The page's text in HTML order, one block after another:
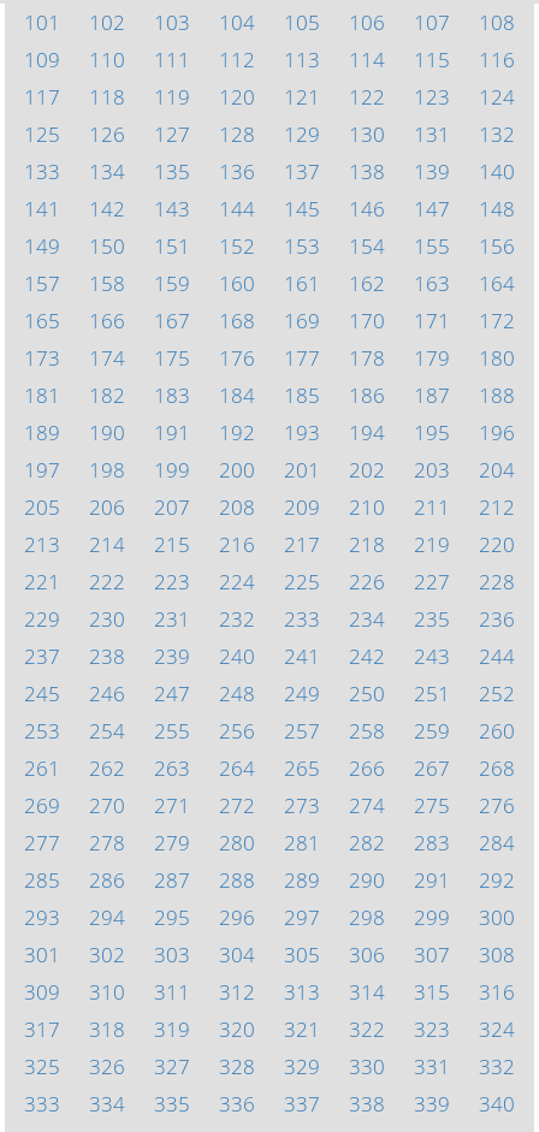
101
102 103 104 105 106 107
108
109
110 111 112 113 114 115
116
117
118 119 120 121 122 123
124
125
126 127 128 129 130 131
132
133
134 135 136 137 138 139
140
141
142 143 144 145 146 147
148
149
150 151 152 153 154 155
156
157
158 159 160 161 162 163
164
165
166 167 168 169 170 171
172
173
174 175 176 177 178 179
180
181
182 183 184 185 186 187
188
189
190 191 192 193 194 195
196
197
198 199 200 201 202 203
204
205
206 207 208 209 210 211
212
213
214 215 216 217 218 219
220
221
222 223 224 225 226 227
228
229
230 231 232 233 234 235
236
237
238 239 240 241 242 243
244
245
246 247 248 249 250 251
252
253
254 255 256 257 258 259
260
261
262 263 264 265 266 267
268
269
270 271 272 273 274 275
276
277
278 279 280 281 282 283
284
285
286 287 288 289 290 291
292
293
294 295 296 297 298 299
300
301
302 303 304 305 306 307
308
309
310 311 312 313 314 315
316
317
318 319 320 321 322 323
324
325
326 327 328 329 330 331
332
333
334 335 336 337 338 339
340